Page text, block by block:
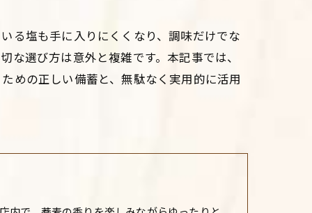
る塩も手に入りにくくなり、調味だけでな
選び方は意外と複雑です。本記事では、
めの正しい備蓄と、無駄なく実用的に活用